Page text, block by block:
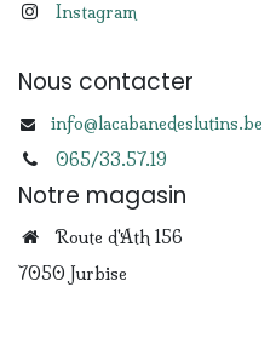
Instagram
Nous contacter
info@lacabanedeslutins.be
065/33.57.19
Notre magasin
Route d'Ath 156
7050 Jurbise